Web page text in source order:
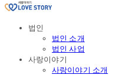
법인
법인 소개
법인 사업
사랑이야기
사랑이야기 소개